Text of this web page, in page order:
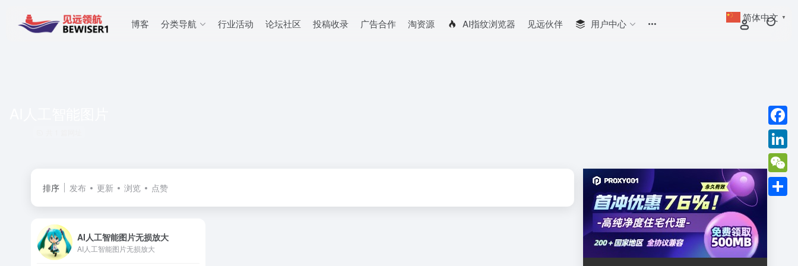
博客 分类导航 行业活动 论坛社区 投稿收录 广告合作 淘资源 AI指纹浏览器 见远伙伴 用户中心
排序 发布 更新 浏览 点赞
AI人工智能图片无损放大
AI人工智能图片无损放大
简体中文 ▼